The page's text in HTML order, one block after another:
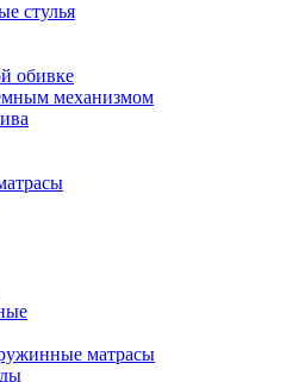
стулья
обивке
механизмом
матрасы